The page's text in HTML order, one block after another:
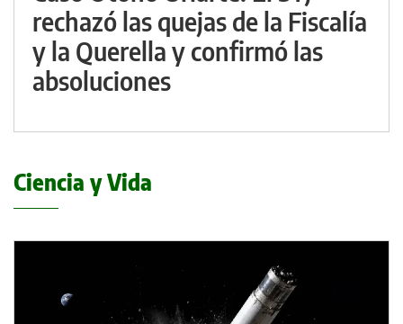
rechazó las quejas de la Fiscalía
y la Querella y confirmó las
absoluciones
Ciencia y Vida